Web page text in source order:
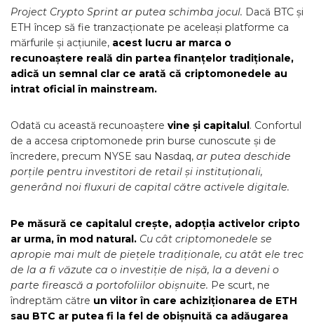
Project Crypto Sprint ar putea schimba jocul. Dacă BTC și
ETH încep să fie tranzacționate pe aceleași platforme ca
mărfurile și acțiunile, acest lucru ar marca o
recunoaștere reală din partea finanțelor tradiționale,
adică un semnal clar ce arată că criptomonedele au
intrat oficial în mainstream.
Odată cu această recunoaștere vine și capitalul. Confortul
de a accesa criptomonede prin burse cunoscute și de
încredere, precum NYSE sau Nasdaq, ar putea deschide
porțile pentru investitori de retail și instituționali,
generând noi fluxuri de capital către activele digitale.
Pe măsură ce capitalul crește, adopția activelor cripto
ar urma, în mod natural. Cu cât criptomonedele se
apropie mai mult de piețele tradiționale, cu atât ele trec
de la a fi văzute ca o investiție de nișă, la a deveni o
parte firească a portofoliilor obișnuite. Pe scurt, ne
îndreptăm către un viitor în care achiziționarea de ETH
sau BTC ar putea fi la fel de obișnuită ca adăugarea